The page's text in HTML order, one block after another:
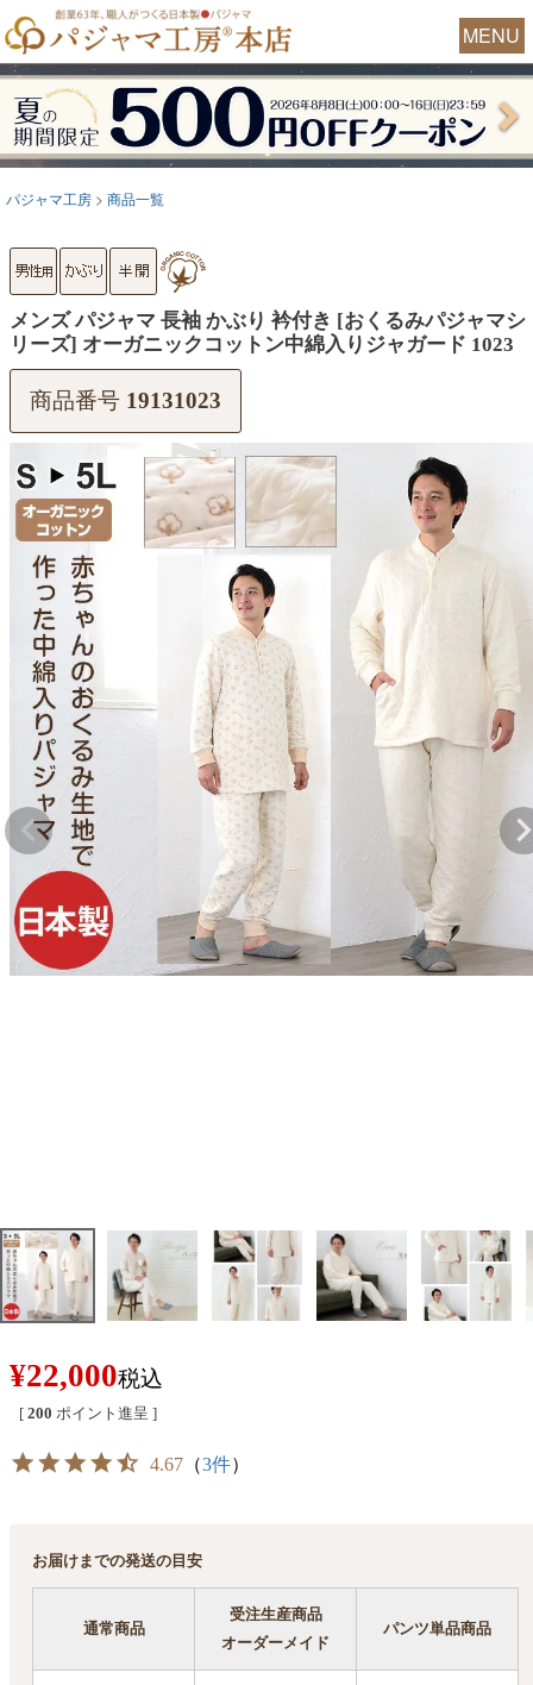
MENU
パジャマ工房 商品一覧
メンズ パジャマ 長袖 かぶり 衿付き [おくるみパジャマシ
リーズ] オーガニックコットン中綿入りジャガード 1023
商品番号 19131023
¥22,000税込
[ 200 ポイント進呈 ]
4.67 （3件）
お届けまでの発送の目安
通常商品
受注生産商品
オーダーメイド
パンツ単品商品